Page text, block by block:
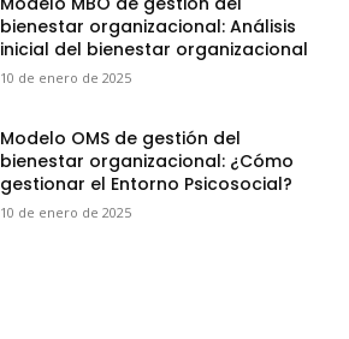
bienestar organizacional: Análisis
inicial del bienestar organizacional
10 de enero de 2025
Modelo OMS de gestión del
bienestar organizacional: ¿Cómo
gestionar el Entorno Psicosocial?
10 de enero de 2025